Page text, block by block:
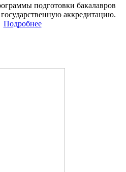
подготовки бакалавров
аккредитацию.
Подробнее